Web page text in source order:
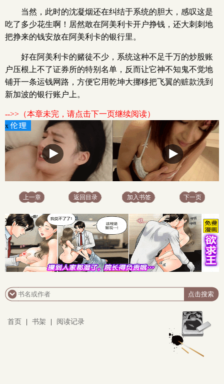
当然，此时的沈凝烟还在纠结于系统的胆大，感叹这是
吃了多少花生啊！居然敢在阿美利卡开户挣钱，还大刺刺地
把挣来的钱安放在阿美利卡的银行里。
好在阿美利卡的赌徒不少，系统这种不足千万的炒股账
户压根上不了证券所的特别名单，反而让它神不知鬼不觉地
铺开一条运钱网路，方便它用乾坤大挪移把飞翼的赃款洗到
新加波的银行账户上。
-->>（本章未完，请点击下一页继续阅读）
x
上一章 返回目录 加入书签 下一页
x
首页 书架 阅读记录